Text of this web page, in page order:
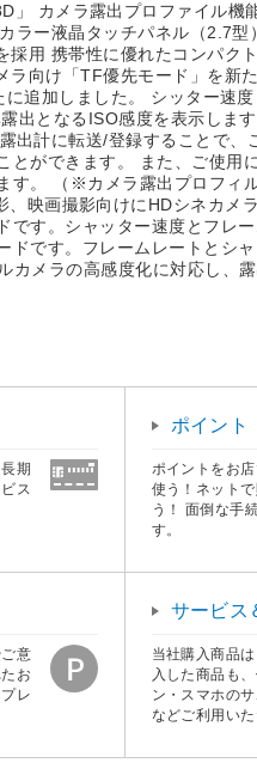
カメラ露出プロファイル
ー液晶タッチパネル（2.7
用 携帯性に優れたコンパク
向け「TF優先モード」を
追加しました。 シッター速
出となるISO感度を表示しま
計に転送/登録することで
とができます。 また、ご使
。 （※カメラ露出プロフィ
映画撮影向けにHDシネカメ
す。シャッター速度とフレ
です。フレームレートとシ
メラの高感度化に対応し、
期
ス
ポイント
ポイントをお
使う！ネット
う！ 面倒な手
す。
意
お
レ
サービス
当社購入商品
入した商品も
ン・スマホの
などご利用いた